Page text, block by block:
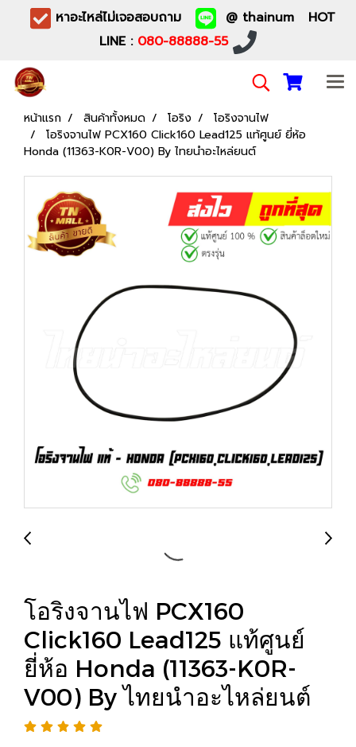
หาอะไหล่ไม่เจอสอบถาม
@ thainum HOT
LINE : 080-88888-55
หน้าแรก สินค้าทั้งหมด โอริง
โอริงจานไฟ
โอริงจานไฟ PCX160 Click160 Lead125 แท้ศูนย์ ยี่ห้อ
Honda (11363-K0R-V00) By ไทยนำอะไหล่ยนต์
โอริงจานไฟ PCX160
Click160 Lead125 แท้ศูนย์
ยี่ห้อ Honda (11363-K0R-
V00) By ไทยนำอะไหล่ยนต์